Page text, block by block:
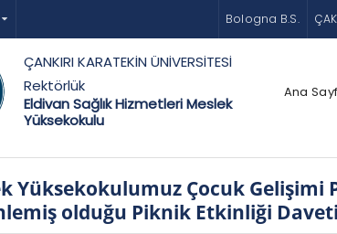
Bologna B.S.
ÇANKIRI KARATEKİN ÜNİVERSİTESİ
Rektörlük
Eldivan Sağlık Hizmetleri Meslek
Yüksekokulu
Ana
Yüksekokulumuz Çocuk Gelişimi
olduğu Piknik Etkinliği Daveti